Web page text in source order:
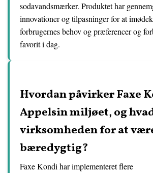
sodavandsmærker. Produktet har
innovationer og tilpasninger for at
forbrugernes behov og præferencer og
favorit i dag.
Hvordan påvirker Faxe
Appelsin miljøet, og
virksomheden for at
bæredygtig?
Faxe Kondi har implementeret flere